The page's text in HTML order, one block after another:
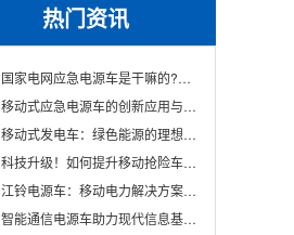
热门资讯
国家电网应急电源车是干嘛的?它具备哪些特点和作用性?
移动式应急电源车的创新应用与发展
移动式发电车：绿色能源的理想解决方案
科技升级！如何提升移动抢险车的效率
江铃电源车：移动电力解决方案的新时代
智能通信电源车助力现代信息基础设施